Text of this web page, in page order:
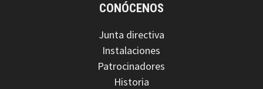
CONÓCENOS
Junta directiva
Instalaciones
Patrocinadores
Historia